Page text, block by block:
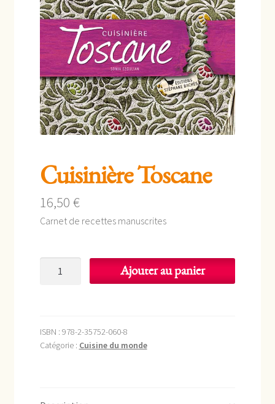
Cuisinière Toscane
16,50 €
Carnet de recettes manuscrites
Ajouter au panier
ISBN : 978-2-35752-060-8
Catégorie : Cuisine du monde